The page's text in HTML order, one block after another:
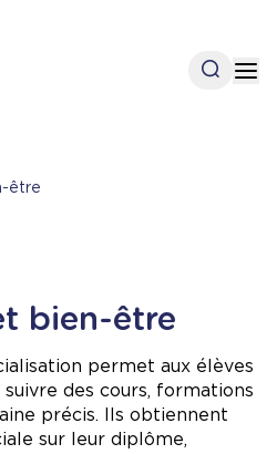
Open
être
bien-être
permet aux élèves
suivre des cours, formations
précis. Ils obtiennent
sur leur diplôme,